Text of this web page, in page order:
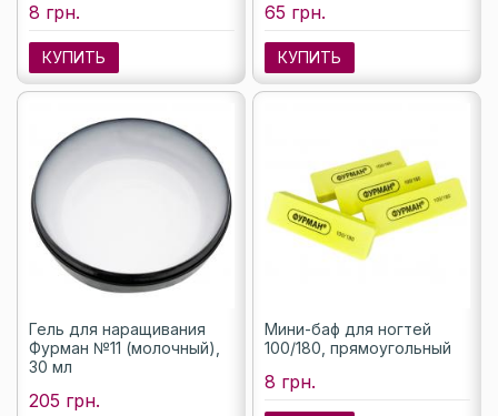
8 грн.
КУПИТЬ
65 грн.
КУПИТЬ
Гель для наращивания
Фурман №11 (молочный),
30 мл
205 грн.
Мини-баф для ногтей
100/180, прямоугольный
8 грн.